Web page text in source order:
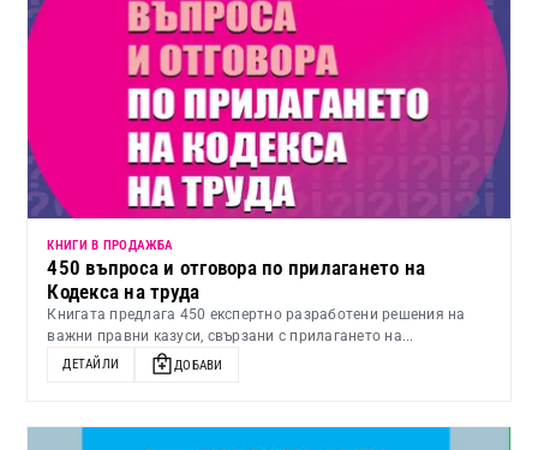
КНИГИ В ПРОДАЖБА
450 въпроса и отговора по прилагането на
Кодекса на труда
Книгата предлага 450 експертно разработени решения на
важни правни казуси, свързани с прилагането на...
ДЕТАЙЛИ ДОБАВИ